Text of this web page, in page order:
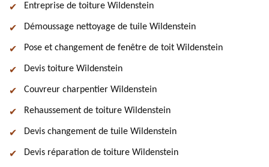
Entreprise de toiture Wildenstein
Démoussage nettoyage de tuile Wildenstein
Pose et changement de fenêtre de toit Wildenstein
Devis toiture Wildenstein
Couvreur charpentier Wildenstein
Rehaussement de toiture Wildenstein
Devis changement de tuile Wildenstein
Devis réparation de toiture Wildenstein